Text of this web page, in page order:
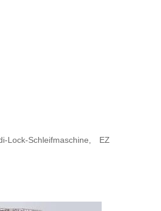
Lock-Schleifmaschine, EZ